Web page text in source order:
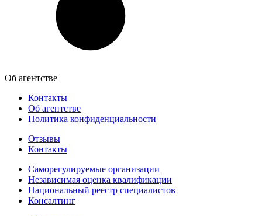
Об агентстве
Контакты
Об агентстве
Политика конфиденциальности
Отзывы
Контакты
Саморегулируемые организации
Независимая оценка квалификации
Национальный реестр специалистов
Консалтинг